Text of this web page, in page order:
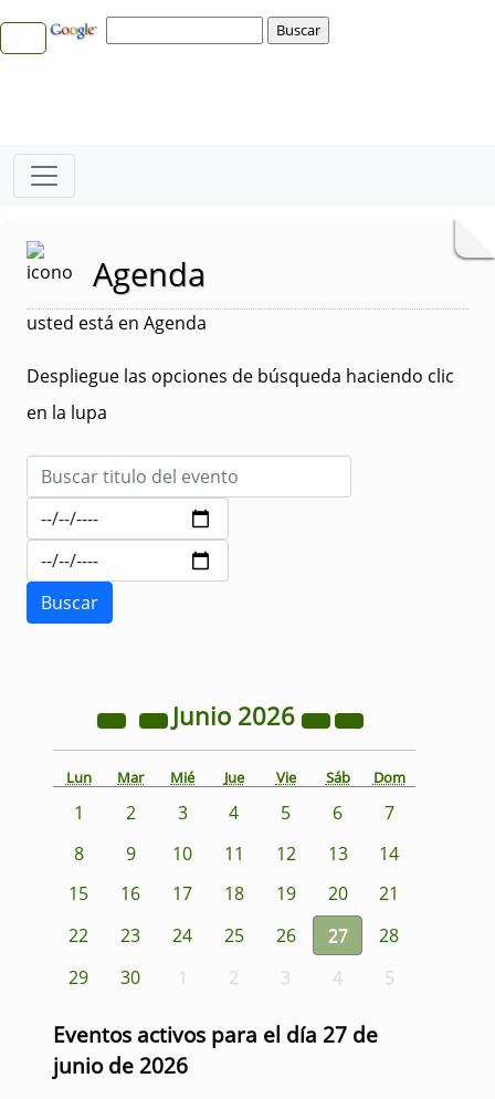
Agenda
usted está en Agenda
Despliegue las opciones de búsqueda haciendo clic
en la lupa
Junio 2026
Lun Mar Mié Jue Vie Sáb Dom
1 2 3 4 5 6
7
8
9 10 11 12 13
14
15
16 17 18 19 20
21
22
23 24 25 26 27
28
29
30 1 2 3 4 5
Eventos activos para el día 27 de
junio de 2026